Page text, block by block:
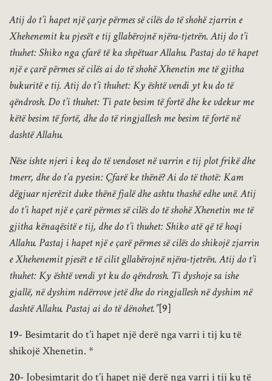
Atij do t’i hapet një çarje përmes së cilës do të shohë zjarrin e
Xhehenemit ku pjesët e tij gllabërojnë njëra-tjetrën. Atij do t’i
thuhet: Shiko nga çfarë të ka shpëtuar Allahu. Pastaj do të hapet
një e çarë përmes së cilës ai do të shohë Xhenetin me të gjitha
bukuritë e tij. Atij do t’i thuhet: Ky është vendi yt ku do të
qëndrosh. Do t’i thuhet: Ti pate besim të fortë dhe ke vdekur me
këtë besim të fortë, dhe do të ringjallesh me besim të fortë në
dashtë Allahu.
Nëse ishte njeri i keq do të vendoset në varrin e tij plot frikë dhe
tmerr, dhe do t’a pyesin: Çfarë ke thënë? Ai do të thotë: Kam
dëgjuar njerëzit duke thënë fjalë dhe ashtu thashë edhe unë. Atij
do t’i hapet një e çarë përmes së cilës do të shohë Xhenetin me të
gjitha kënaqësitë e tij, dhe do t’i thuhet: Shiko atë që të hoqi
Allahu. Pastaj i hapet një e çarë përmes së cilës do shikojë zjarrin
e Xhehenemit pjesët e të cilit gllabërojnë njëra-tjetrën. Atij do t’i
thuhet: Ky është vendi yt ku do qëndrosh. Ti dyshoje sa ishe
gjallë, në dyshim ndërrove jetë dhe do ringjallesh në dyshim në
dashtë Allahu. Pastaj ai do të dënohet.”[9]
19- Besimtarit do t’i hapet një derë nga varri i tij ku të
shikojë Xhenetin. *
20- Jobesimtarit do t’i hapet një derë nga varri i tij ku të